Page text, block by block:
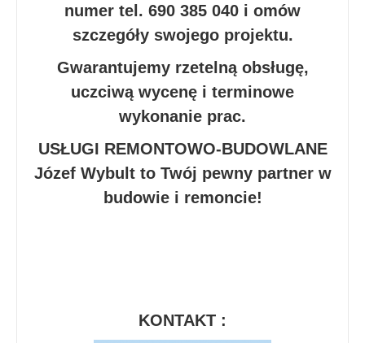
numer tel. 690 385 040 i omów
szczegóły swojego projektu.
Gwarantujemy rzetelną obsługę,
uczciwą wycenę i terminowe
wykonanie prac.
USŁUGI REMONTOWO-BUDOWLANE
Józef Wybult to Twój pewny partner w
budowie i remoncie!
KONTAKT :